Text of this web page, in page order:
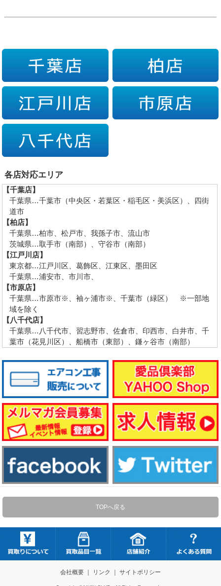
各店対応エリア
【千葉店】
千葉県…千葉市（中央区・若葉区・稲毛区・美浜区）、四街
道市
【柏店】
千葉県…柏市、松戸市、我孫子市、流山市
茨城県…取手市（南部）、守谷市（南部）
【江戸川店】
東京都…江戸川区、葛飾区、江東区、墨田区
千葉県…浦安市、市川市、
【市原店】
千葉県…市原市※、袖ヶ浦市※、千葉市（緑区） ※一部地
域を除く
【八千代店】
千葉県…八千代市、習志野市、佐倉市、印西市、白井市、千
葉市（花見川区）、船橋市（東部）、鎌ヶ谷市（南部）
TOPへ戻る
会社概要｜ リンク ｜ サイトポリシー